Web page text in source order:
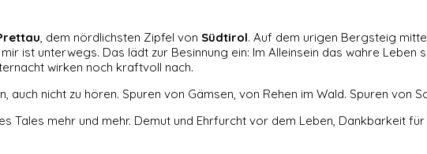
, dem nördlichsten Zipfel von Südtirol. Auf dem urigen Bergsteig
ist unterwegs. Das lädt zur Besinnung ein: Im Alleinsein das wahre Leben
wirken noch kraftvoll nach.
nicht zu hören. Spuren von Gämsen, von Rehen im Wald. Spuren von
Tales mehr und mehr. Demut und Ehrfurcht vor dem Leben, Dankbarkeit